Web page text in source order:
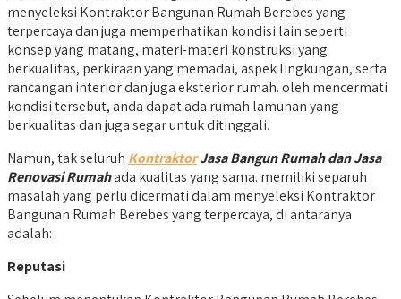
menyeleksi Kontraktor Bangunan Rumah Berebes yang
terpercaya dan juga memperhatikan kondisi lain seperti
konsep yang matang, materi-materi konstruksi yang
berkualitas, perkiraan yang memadai, aspek lingkungan, serta
rancangan interior dan juga eksterior rumah. oleh mencermati
kondisi tersebut, anda dapat ada rumah lamunan yang
berkualitas dan juga segar untuk ditinggali.
Namun, tak seluruh KontraktorJasa Bangun Rumah dan Jasa
Renovasi Rumahada kualitas yang sama. memiliki separuh
masalah yang perlu dicermati dalam menyeleksi Kontraktor
Bangunan Rumah Berebes yang terpercaya, di antaranya
adalah:
Reputasi